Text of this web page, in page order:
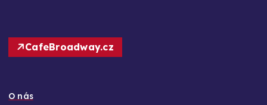
CafeBroadway.cz
O nás